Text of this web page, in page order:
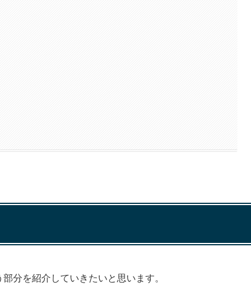
分を紹介していきたいと思います。